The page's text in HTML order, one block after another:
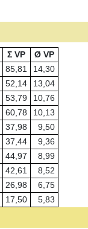
Σ VP
Ø VP
85,81
14,30
52,14
13,04
53,79
10,76
60,78
10,13
37,98
9,50
37,44
9,36
44,97
8,99
42,61
8,52
26,98
6,75
17,50 5,83